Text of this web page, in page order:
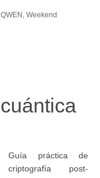
QWEN Weekend
Guía práctica de
criptografía post-